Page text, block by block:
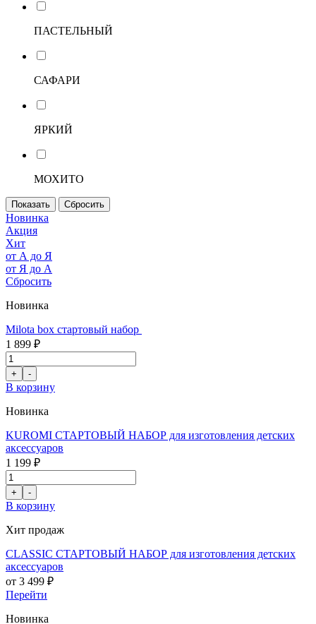
ПАСТЕЛЬНЫЙ
САФАРИ
ЯРКИЙ
МОХИТО
Новинка
Акция
Хит
от А до Я
от Я до А
Сбросить
Новинка
Milota box стартовый набор
1 899 ₽
В корзину
Новинка
KUROMI СТАРТОВЫЙ НАБОР для изготовления детских
аксессуаров
1 199 ₽
В корзину
Хит продаж
CLASSIC СТАРТОВЫЙ НАБОР для изготовления детских
аксессуаров
от 3 499 ₽
Перейти
Новинка